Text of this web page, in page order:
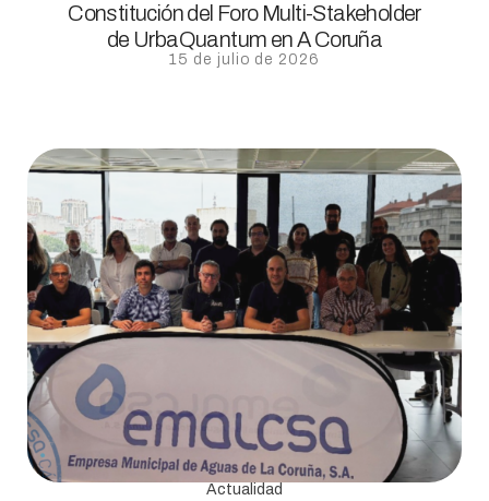
Constitución del Foro Multi-Stakeholder
de UrbaQuantum en A Coruña
15 de julio de 2026
Actualidad